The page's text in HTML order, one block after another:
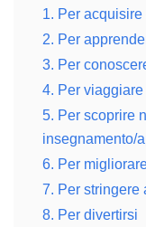
1. Per
2. Per
3. Per
4. Per
5. Per scoprire
insegnamento/
6. Per
7. Per stringere
8. Per divertirsi